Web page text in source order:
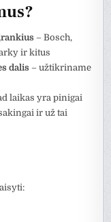
– Bosch,
ir kitus
dalis– užtikriname
laikas yra pinigai
ir už tai